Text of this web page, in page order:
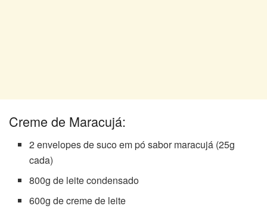
Creme de Maracujá:
2 envelopes de suco em pó sabor maracujá (25g
cada)
800g de leite condensado
600g de creme de leite